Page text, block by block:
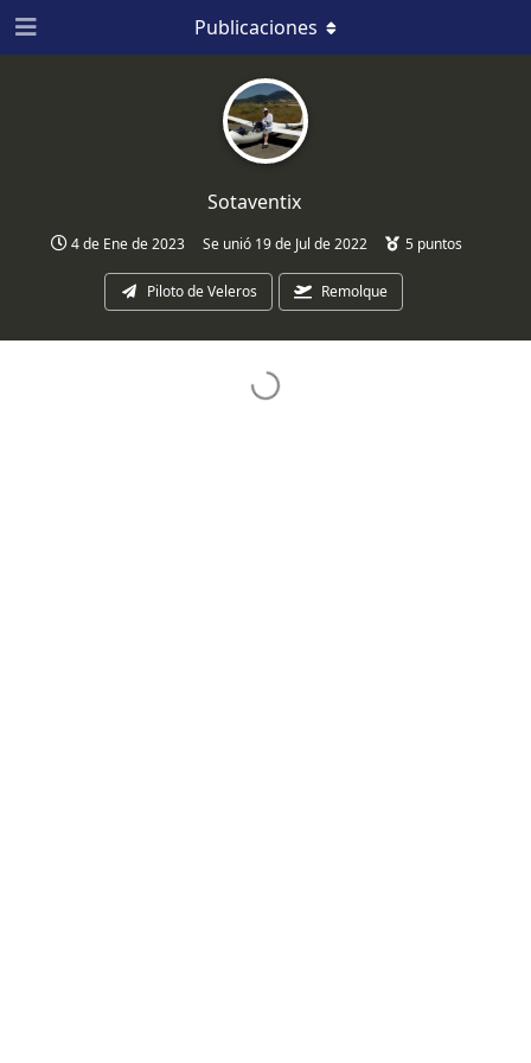
Sotaventix
4 de Ene de 2023 Se unió 19 de Jul de 2022 5 puntos
Piloto de Veleros Remolque
Publicaciones